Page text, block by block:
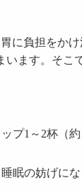
に負担をかけ
ます。そこ
プ1～2杯（
眠の妨げに